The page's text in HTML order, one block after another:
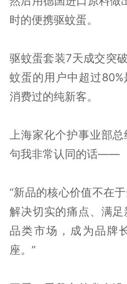
时的便携驱蚊蛋。
驱蚊蛋套装7天成交突
蚊蛋的用户中超过
消费过的纯新客。
上海家化个护事业部
句我非常认同的话——
“新品的核心价值不在
解决切实的痛点、满
品类市场，成为品牌
座。”